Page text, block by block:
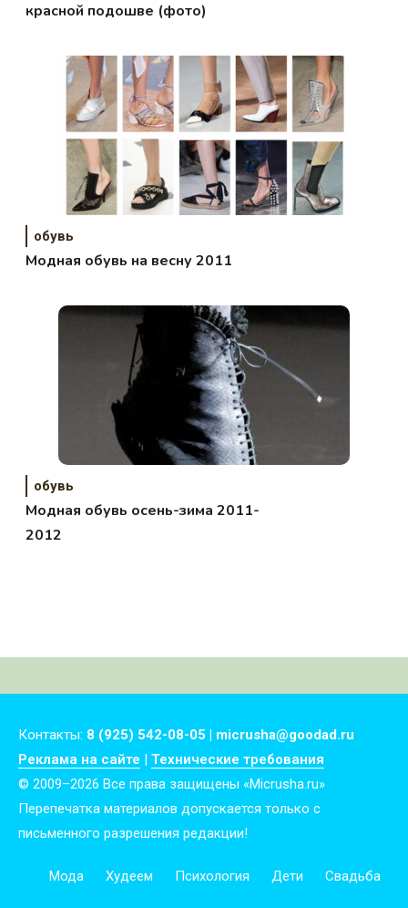
красной подошве (фото)
обувь
Модная обувь на весну 2011
обувь
Модная обувь осень-зима 2011-
2012
Контакты: 8 (925) 542-08-05 | micrusha@goodad.ru
Реклама на сайте | Технические требования
© 2009–2026 Все права защищены «Micrusha.ru»
Перепечатка материалов допускается только с
письменного разрешения редакции!
Мода Худеем Психология Дети Свадьба